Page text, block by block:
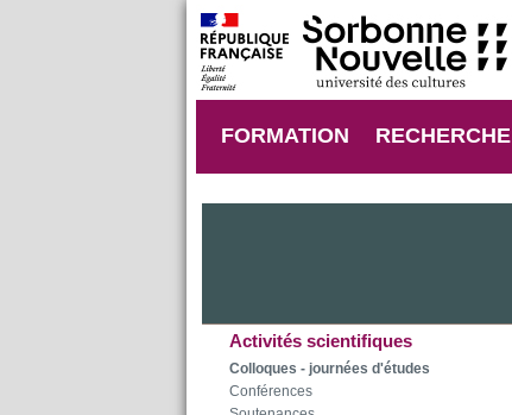
FORMATION RECHERCHE
Activités scientifiques
Colloques - journées d'études
Conférences